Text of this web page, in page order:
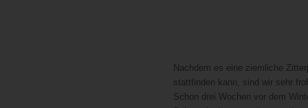
Nachdem es eine ziemliche
stattfinden kann, sind wir sehr
Schon drei Wochen vor dem